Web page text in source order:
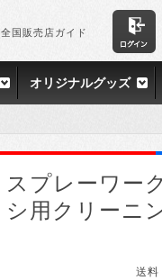
全国販売店ガイド
オリジナルグッズ
スプレーワー
シ用クリーニ
送